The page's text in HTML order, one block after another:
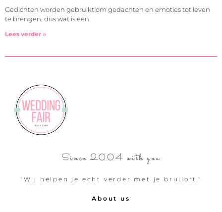
Gedichten worden gebruikt om gedachten en emoties tot leven
te brengen, dus wat is een
Lees verder »
Since 2004 with you
"Wij helpen je echt verder met je bruiloft."
About us